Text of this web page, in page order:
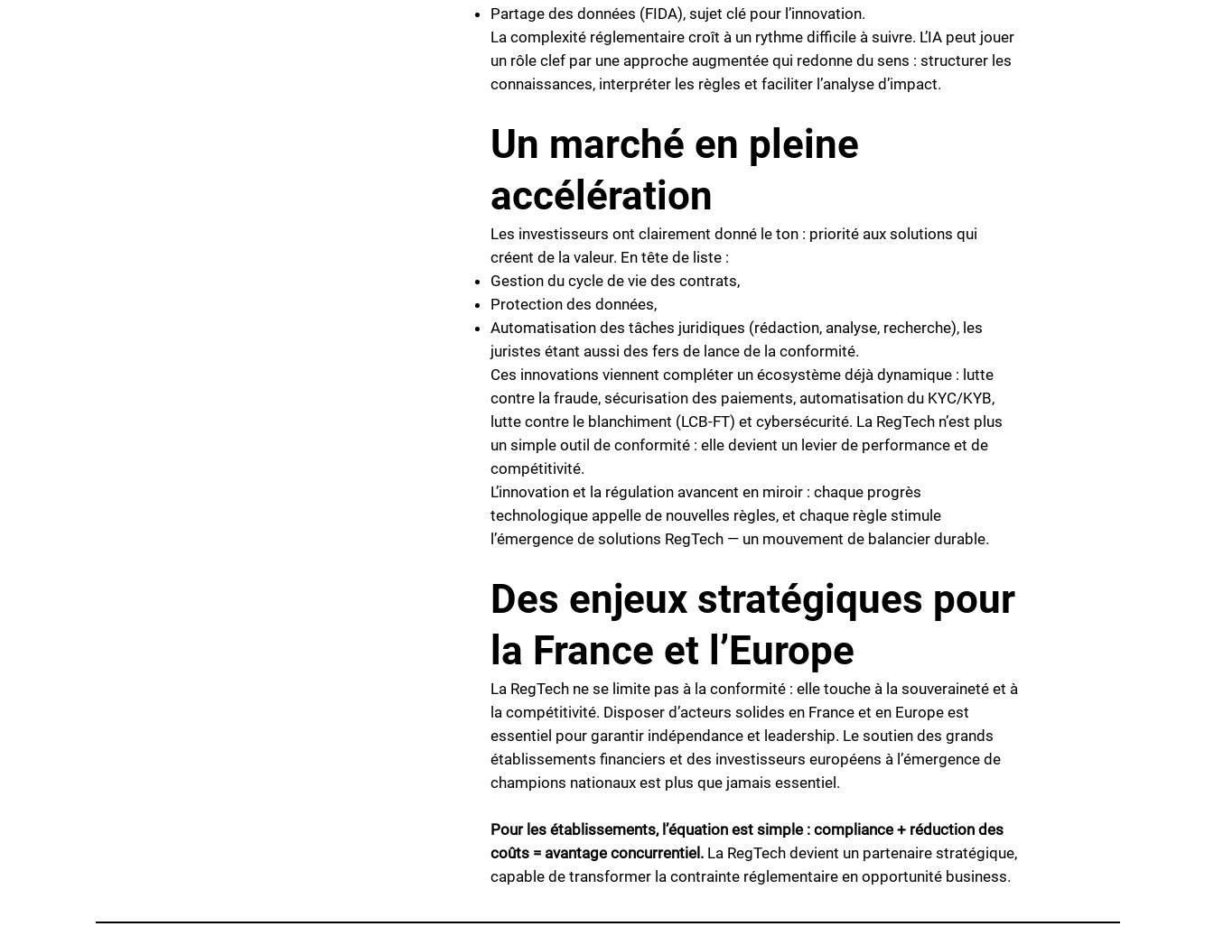
Partage des données (FIDA), sujet clé pour l’innovation.
La complexité réglementaire croît à un rythme difficile à suivre. L’IA peut jouer
un rôle clef par une approche augmentée qui redonne du sens : structurer les
connaissances, interpréter les règles et faciliter l’analyse d’impact.
Un marché en pleine
accélération
Les investisseurs ont clairement donné le ton : priorité aux solutions qui
créent de la valeur. En tête de liste :
Gestion du cycle de vie des contrats,
Protection des données,
Automatisation des tâches juridiques (rédaction, analyse, recherche), les
juristes étant aussi des fers de lance de la conformité.
Ces innovations viennent compléter un écosystème déjà dynamique : lutte
contre la fraude, sécurisation des paiements, automatisation du KYC/KYB,
lutte contre le blanchiment (LCB-FT) et cybersécurité. La RegTech n’est plus
un simple outil de conformité : elle devient un levier de performance et de
compétitivité.
L’innovation et la régulation avancent en miroir : chaque progrès
technologique appelle de nouvelles règles, et chaque règle stimule
l’émergence de solutions RegTech — un mouvement de balancier durable.
Des enjeux stratégiques pour
la France et l’Europe
La RegTech ne se limite pas à la conformité : elle touche à la souveraineté et à
la compétitivité. Disposer d’acteurs solides en France et en Europe est
essentiel pour garantir indépendance et leadership. Le soutien des grands
établissements financiers et des investisseurs européens à l’émergence de
champions nationaux est plus que jamais essentiel.
Pour les établissements, l’équation est simple : compliance + réduction des
coûts = avantage concurrentiel. La RegTech devient un partenaire stratégique,
capable de transformer la contrainte réglementaire en opportunité business.